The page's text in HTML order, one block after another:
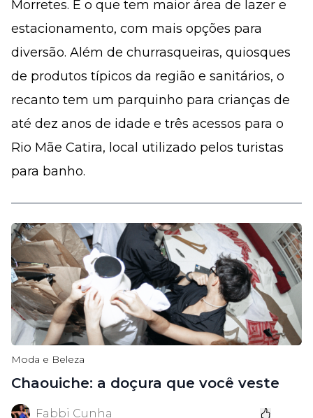
Morretes. É o que tem maior área de lazer e
estacionamento, com mais opções para
diversão. Além de churrasqueiras, quiosques
de produtos típicos da região e sanitários, o
recanto tem um parquinho para crianças de
até dez anos de idade e três acessos para o
Rio Mãe Catira, local utilizado pelos turistas
para banho.
Moda e Beleza
Chaouiche: a doçura que você veste
Fabbi Cunha